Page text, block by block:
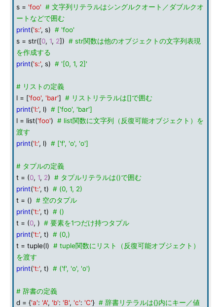
s = 'foo' # 文字列リテラルはシングルクオート／ダブルクオ
ートなどで囲む
print('s:', s) # 'foo'
s = str([0, 1, 2]) # str関数は他のオブジェクトの文字列表現
を作成する
print('s:', s) # '[0, 1, 2]'
# リストの定義
l = ['foo', 'bar'] # リストリテラルは[]で囲む
print('l:', l) # ['foo', 'bar']
l = list('foo') # list関数に文字列（反復可能オブジェクト）を
渡す
print('l:', l) # ['f', 'o', 'o']
# タプルの定義
t = (0, 1, 2) # タプルリテラルは()で囲む
print('t:', t) # (0, 1, 2)
t = () # 空のタプル
print('t:', t) # ()
t = (0, ) # 要素を1つだけ持つタプル
print('t:', t) # (0,)
t = tuple(l) # tuple関数にリスト（反復可能オブジェクト）
を渡す
print('t:', t) # ('f', 'o', 'o')
# 辞書の定義
d = {'a': 'A', 'b': 'B', 'c': 'C'} # 辞書リテラルは{}内にキー／値